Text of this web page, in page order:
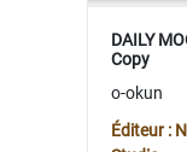
DAILY
Copy
o-okun
Éditeur :